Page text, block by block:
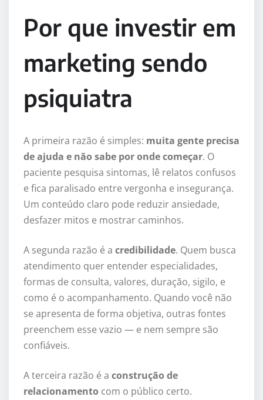
Por que investir em
marketing sendo
psiquiatra
A primeira razão é simples: muita gente precisa
de ajuda e não sabe por onde começar. O
paciente pesquisa sintomas, lê relatos confusos
e fica paralisado entre vergonha e insegurança.
Um conteúdo claro pode reduzir ansiedade,
desfazer mitos e mostrar caminhos.
A segunda razão é a credibilidade. Quem busca
atendimento quer entender especialidades,
formas de consulta, valores, duração, sigilo, e
como é o acompanhamento. Quando você não
se apresenta de forma objetiva, outras fontes
preenchem esse vazio — e nem sempre são
confiáveis.
A terceira razão é a construção de
relacionamento com o público certo.